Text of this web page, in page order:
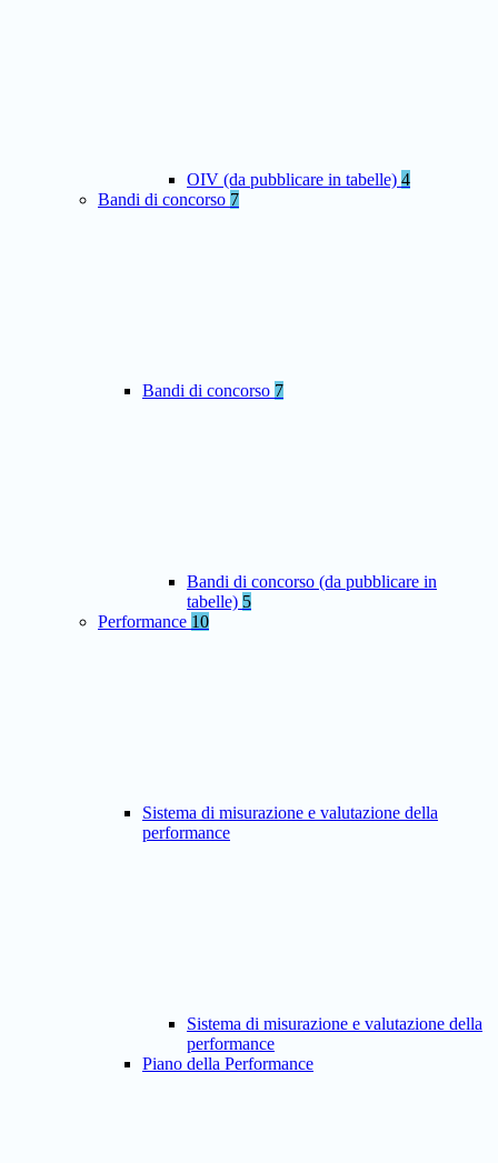
OIV (da pubblicare in tabelle) 4
Bandi di concorso 7
Bandi di concorso 7
Bandi di concorso (da pubblicare in
tabelle) 5
Performance 10
Sistema di misurazione e valutazione della
performance
Sistema di misurazione e valutazione della
performance
Piano della Performance